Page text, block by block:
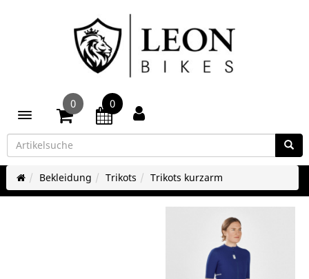
Toggle navigation
0 0
Bekleidung Trikots Trikots kurzarm